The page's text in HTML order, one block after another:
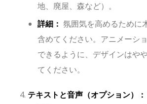
地、廃屋、森など）。
詳細： 氛囲気を高めるために
含めてください。アニメーシ
できるように、デザインはや
てください。
テキストと音声（オプション）：